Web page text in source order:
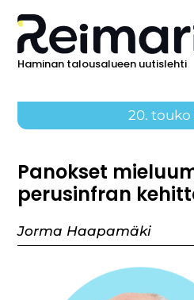
Haminan talousalueen uutislehti
20. touko
Panokset
perusinfran
Jorma Haapamäki